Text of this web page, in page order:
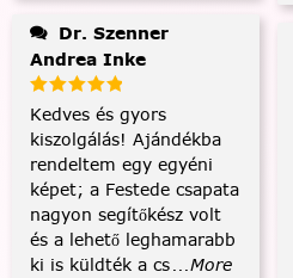
Andrea Inke
Kedves és gyors
kiszolgálás! Ajándékba
rendeltem egy egyéni
képet; a Festede csapata
nagyon segítőkész volt
és a lehető leghamarabb
ki is küldték a cs...More